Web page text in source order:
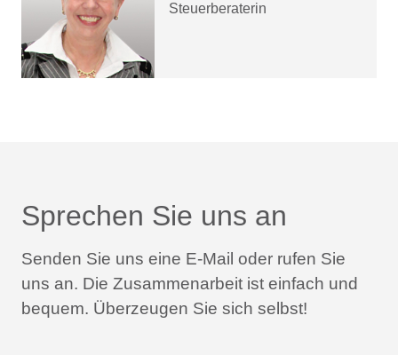
Steuerberaterin
Sprechen Sie uns an
Senden Sie uns eine E-Mail oder rufen Sie
uns an. Die Zusammenarbeit ist einfach und
bequem. Überzeugen Sie sich selbst!